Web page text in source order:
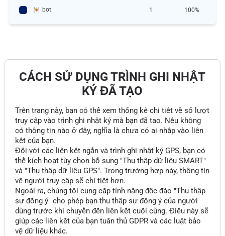
bot 1 100%
CÁCH SỬ DỤNG TRÌNH GHI NHẬT
KÝ ĐÃ TẠO
Trên trang này, bạn có thể xem thống kê chi tiết về số lượt
truy cập vào trình ghi nhật ký mà bạn đã tạo. Nếu không
có thông tin nào ở đây, nghĩa là chưa có ai nhấp vào liên
kết của bạn.
Đối với các liên kết ngắn và trình ghi nhật ký GPS, bạn có
thể kích hoạt tùy chọn bổ sung "Thu thập dữ liệu SMART"
và "Thu thập dữ liệu GPS". Trong trường hợp này, thông tin
về người truy cập sẽ chi tiết hơn.
Ngoài ra, chúng tôi cung cấp tính năng độc đáo "Thu thập
sự đồng ý" cho phép bạn thu thập sự đồng ý của người
dùng trước khi chuyển đến liên kết cuối cùng. Điều này sẽ
giúp các liên kết của bạn tuân thủ GDPR và các luật bảo
vệ dữ liệu khác.